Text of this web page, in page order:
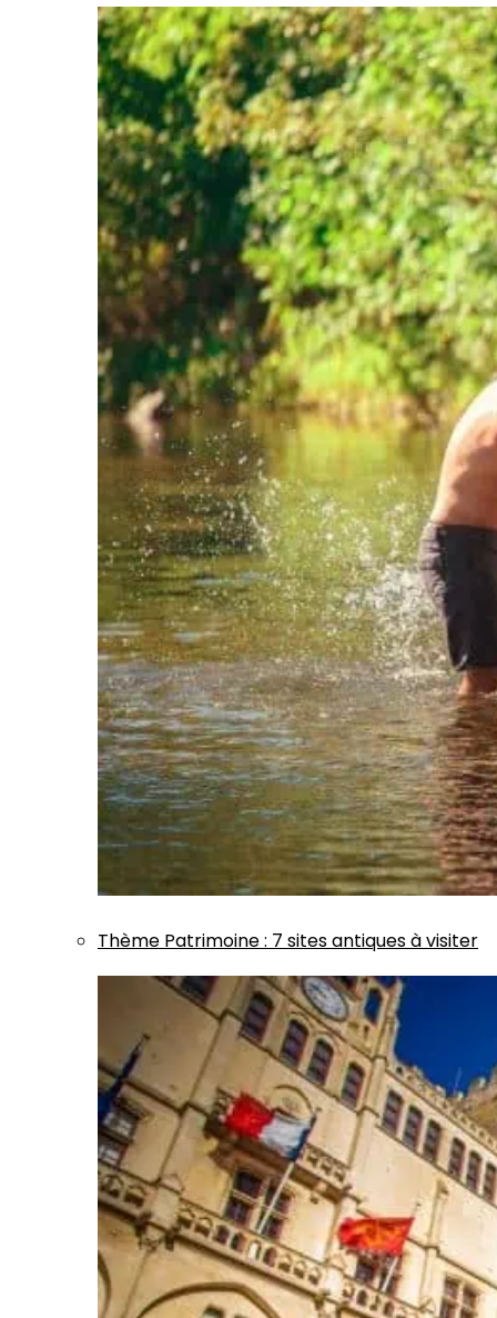
Thème Patrimoine: 7 sites antiques à visiter